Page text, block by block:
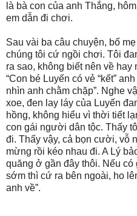
là bà con của anh Thắng,
em dẫn đi chơi.
Sau vài ba câu chuyện, bố
chúng tôi cứ ngồi chơi. Tôi
ra sao, không biết nên về hay
“Con bé Luyến có vẻ “kết”
nhìn anh chằm chặp”. Nghe
xoe, đen lay láy của Luyến
hồng, không hiểu vì thời tiết
con gái người dân tộc. Thấy
đi. Thấy vậy, cả bọn cười, vỗ
mừng rồi kéo nhau đi. A Lý
quăng ở gần đây thôi. Nếu có
sớm thì cứ ra bên ngoài, ho
anh về”.